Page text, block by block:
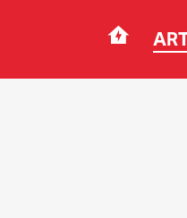
Navigation